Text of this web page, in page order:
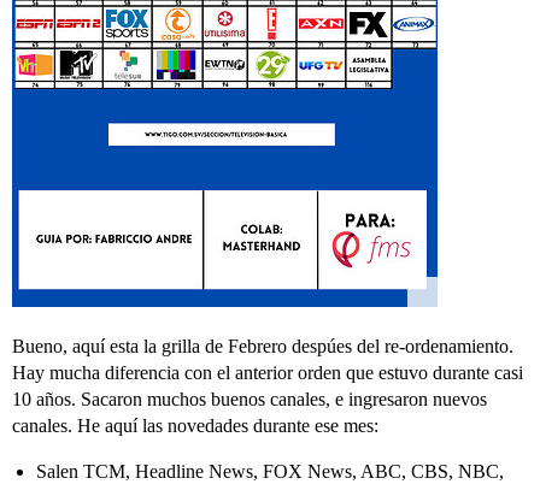
Bueno, aquí esta la grilla de Febrero despúes del re-ordenamiento.
Hay mucha diferencia con el anterior orden que estuvo durante casi
10 años. Sacaron muchos buenos canales, e ingresaron nuevos
canales. He aquí las novedades durante ese mes:
Salen TCM, Headline News, FOX News, ABC, CBS, NBC,